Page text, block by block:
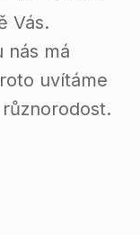
Vás.
nás má
uvítáme